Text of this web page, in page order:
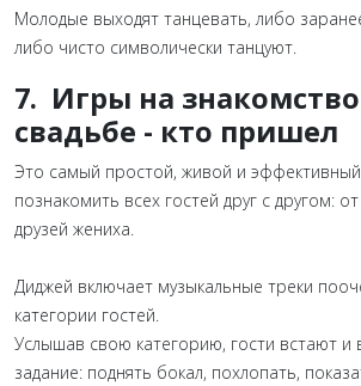
Молодые выходят танцевать, либо
либо чисто символически танцуют.
7. Игры на
свадьбе - кто пришел
Это самый простой, живой и
познакомить всех гостей друг с другом:
друзей жениха.
Диджей включает музыкальные треки
категории гостей.
Услышав свою категорию, гости встают и
задание: поднять бокал, похлопать,